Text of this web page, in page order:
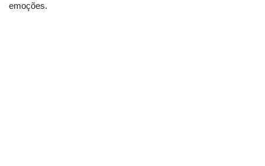
emoções.